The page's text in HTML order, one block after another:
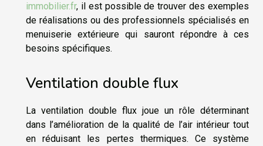
immobilier.fr, il est possible de trouver des exemples
de réalisations ou des professionnels spécialisés en
menuiserie extérieure qui sauront répondre à ces
besoins spécifiques.
Ventilation double flux
La ventilation double flux joue un rôle déterminant
dans l’amélioration de la qualité de l’air intérieur tout
en réduisant les pertes thermiques. Ce système